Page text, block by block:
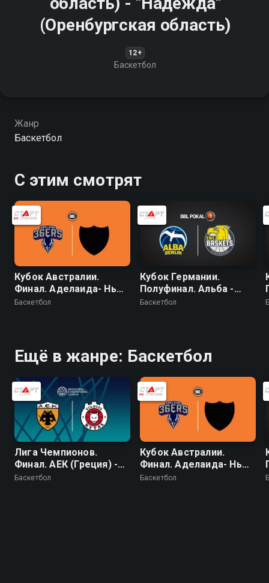
(Оренбургская область)
12+
Баскетбол
Жанр
Баскетбол
С этим смотрят
Кубок Австралии.
Финал. Аделаида- Нью
Зиланд Брейкерс
Баскетбол
Кубок Германии.
Полуфинал. Альба -
Ольденбург
Баскетбол
Ещё в жанре: Баскетбол
Лига Чемпионов.
Финал. АЕК (Греция) -
Ритас (Литва)
Баскетбол
Кубок Австралии.
Финал. Аделаида- Нью
Зиланд Брейкерс
Баскетбол